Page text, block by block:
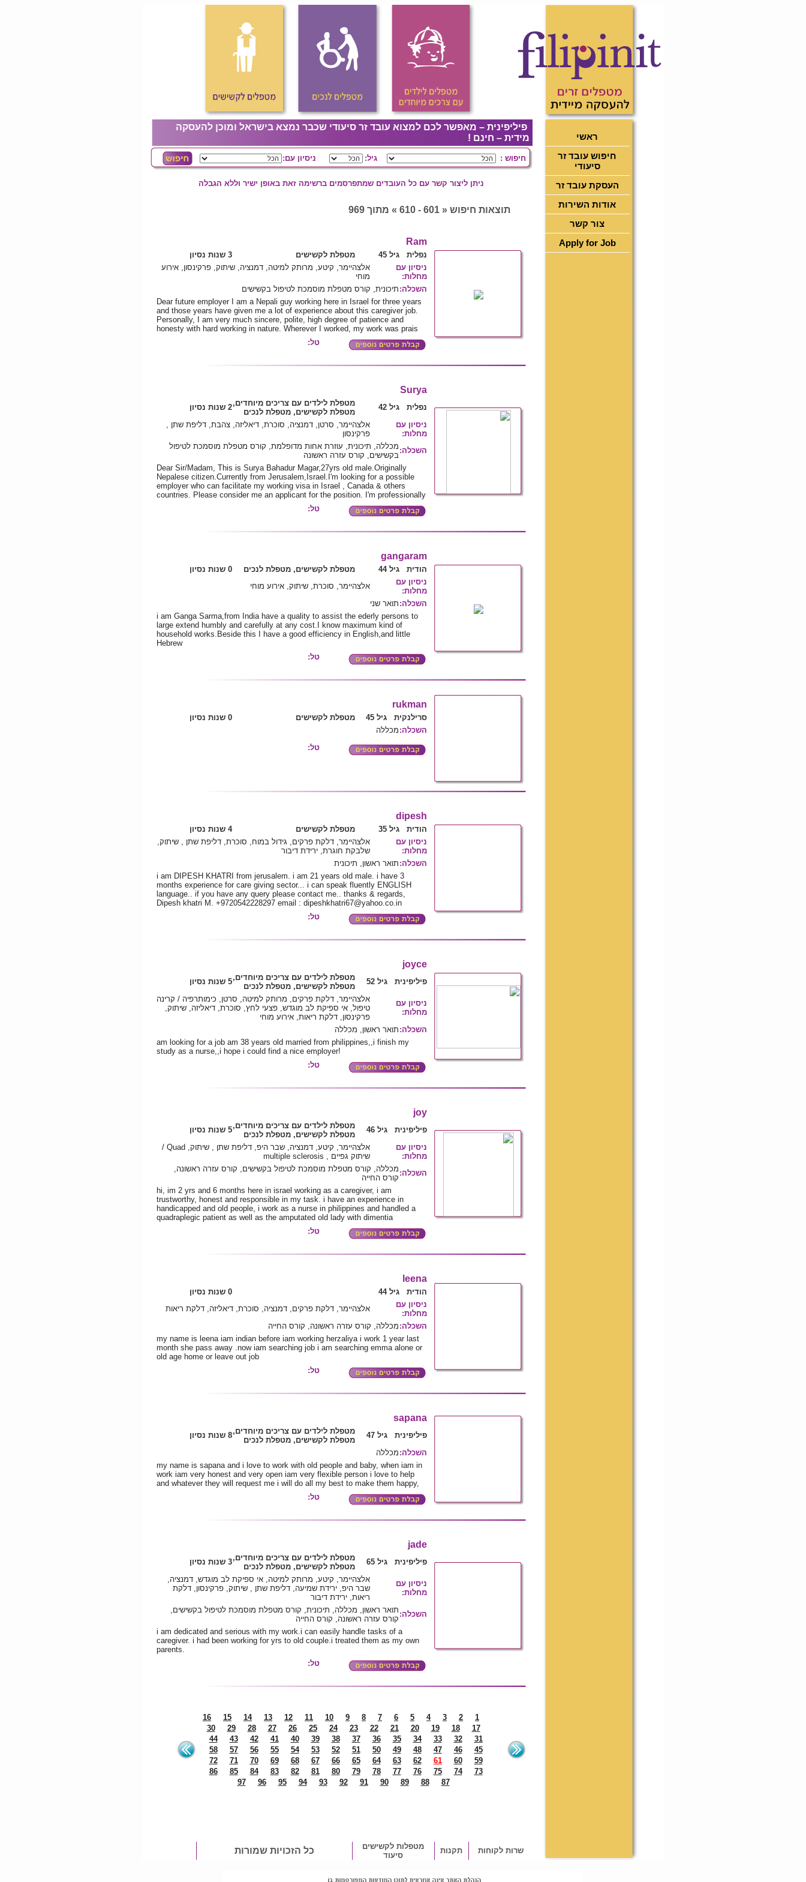
ראשי
חיפוש עובד זר
סיעודי
העסקת עובד זר
אודות השירות
צור קשר
Apply for Job
פיליפינית – מאפשר לכם למצוא עובד זר סיעודי שכבר נמצא בישראל ומוכן להעסקה
מידית – חינם !
חיפוש : גיל: ניסיון עם:
ניתן ליצור קשר עם כל העובדים שמתפרסמים ברשימה זאת באופן ישיר וללא הגבלה
תוצאות חיפוש « 601 - 610 » מתוך 969
Ram
נפלית גיל 45 מטפלת לקשישים
3 שנות נסיון
ניסיון עם
מחלות:
אלצהיימר, קיטע, מרותק למיטה, דמנציה, שיתוק, פרקינסון, אירוע
מוחי
השכלה: תיכונית, קורס מטפלת מוסמכת לטיפול בקשישים
Dear future employer I am a Nepali guy working here in Israel for three years
and those years have given me a lot of experience about this caregiver job.
Personally, I am very much sincere, polite, high degree of patience and
honesty with hard working in nature. Wherever I worked, my work was prais
טל:
Surya
נפלית גיל 42
מטפלת לילדים עם צריכים מיוחדים,
מטפלת לקשישים, מטפלת לנכים
2 שנות נסיון
ניסיון עם
מחלות:
אלצהיימר, סרטן, דמנציה, סוכרת, דיאליזה, צהבת, דליפת שתן ,
פרקינסון
השכלה: מכללה, תיכונית, עוזרת אחות מדופלמת, קורס מטפלת מוסמכת לטיפול
בקשישים, קורס עזרה ראשונה
Dear Sir/Madam, This is Surya Bahadur Magar,27yrs old male.Originally
Nepalese citizen.Currently from Jerusalem,Israel.I'm looking for a possible
employer who can facilitate my working visa in Israel , Canada & others
countries. Please consider me an applicant for the position. I'm professionally
טל:
gangaram
הודית גיל 44 מטפלת לקשישים, מטפלת לנכים
0 שנות נסיון
ניסיון עם
מחלות:
אלצהיימר, סוכרת, שיתוק, אירוע מוחי
השכלה: תואר שני
i am Ganga Sarma,from India have a quality to assist the ederly persons to
large extend humbly and carefully at any cost.I know maximum kind of
household works.Beside this I have a good efficiency in English,and little
Hebrew
טל:
rukman
סרילנקית גיל 45 מטפלת לקשישים
0 שנות נסיון
השכלה: מכללה
טל:
dipesh
הודית גיל 35 מטפלת לקשישים
4 שנות נסיון
ניסיון עם
מחלות:
אלצהיימר, דלקת פרקים, גידול במוח, סוכרת, דליפת שתן , שיתוק,
שלבקת חוגרת, ירידת דיבור
השכלה: תואר ראשון, תיכונית
i am DIPESH KHATRI from jerusalem. i am 21 years old male. i have 3
months experience for care giving sector... i can speak fluently ENGLISH
language.. if you have any query please contact me.. thanks & regards,
Dipesh khatri M. +9720542228297 email : dipeshkhatri67@yahoo.co.in
טל:
joyce
פיליפינית גיל 52
מטפלת לילדים עם צריכים מיוחדים,
מטפלת לקשישים, מטפלת לנכים
5 שנות נסיון
ניסיון עם
מחלות:
אלצהיימר, דלקת פרקים, מרותק למיטה, סרטן, כימותרפיה / קרינה
טיפול, אי ספיקת לב מוגדש, פצעי לחץ, סוכרת, דיאליזה, שיתוק,
פרקינסון, דלקת ריאות, אירוע מוחי
השכלה: תואר ראשון, מכללה
am looking for a job am 38 years old married from philippines,,i finish my
study as a nurse,,i hope i could find a nice employer!
טל:
joy
פיליפינית גיל 46
מטפלת לילדים עם צריכים מיוחדים,
מטפלת לקשישים, מטפלת לנכים
5 שנות נסיון
ניסיון עם
מחלות:
אלצהיימר, קיטע, דמנציה, שבר היפ, דליפת שתן , שיתוק, Quad /
שיתוק גפיים , multiple sclerosis
השכלה: מכללה, קורס מטפלת מוסמכת לטיפול בקשישים, קורס עזרה ראשונה,
קורס החייה
hi, im 2 yrs and 6 months here in israel working as a caregiver, i am
trustworthy, honest and responsible in my task. i have an experience in
handicapped and old people, i work as a nurse in philippines and handled a
quadraplegic patient as well as the amputated old lady with dimentia
טל:
leena
הודית גיל 44
0 שנות נסיון
ניסיון עם
מחלות:
אלצהיימר, דלקת פרקים, דמנציה, סוכרת, דיאליזה, דלקת ריאות
השכלה: מכללה, קורס עזרה ראשונה, קורס החייה
my name is leena iam indian before iam working herzaliya i work 1 year last
month she pass away .now iam searching job i am searching emma alone or
old age home or leave out job
טל:
sapana
פיליפינית גיל 47
מטפלת לילדים עם צריכים מיוחדים,
מטפלת לקשישים, מטפלת לנכים
8 שנות נסיון
השכלה: מכללה
my name is sapana and i love to work with old people and baby, when iam in
work iam very honest and very open iam very flexible person i love to help
and whatever they will request me i will do all my best to make them happy,
טל:
jade
פיליפינית גיל 65
מטפלת לילדים עם צריכים מיוחדים,
מטפלת לקשישים, מטפלת לנכים
3 שנות נסיון
ניסיון עם
מחלות:
אלצהיימר, קיטע, מרותק למיטה, אי ספיקת לב מוגדש, דמנציה,
שבר היפ, ירידת שמיעה, דליפת שתן , שיתוק, פרקינסון, דלקת
ריאות, ירידת דיבור
השכלה: תואר ראשון, מכללה, תיכונית, קורס מטפלת מוסמכת לטיפול בקשישים,
קורס עזרה ראשונה, קורס החייה
i am dedicated and serious with my work.i can easily handle tasks of a
caregiver. i had been working for yrs to old couple.i treated them as my own
parents.
טל:
1
2
3
4
5
6
7
8
9
10
11
12
13
14
15
16
17
18
19
20
21
22
23
24
25
26
27
28
29
30
31
32
33
34
35
36
37
38
39
40
41
42
43
44
45
46
47
48
49
50
51
52
53
54
55
56
57
58
59
60
61
62
63
64
65
66
67
68
69
70
71
72
73
74
75
76
77
78
79
80
81
82
83
84
85
86
87
88
89
90
91
92
93
94
95
96
97
שרות לקוחות תקנות
מטפלות לקשישים
סיעוד
כל הזכויות שמורות